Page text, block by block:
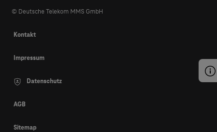
© Deutsche Telekom MMS GmbH
Kontakt
Impressum
Datenschutz
AGB
Sitemap